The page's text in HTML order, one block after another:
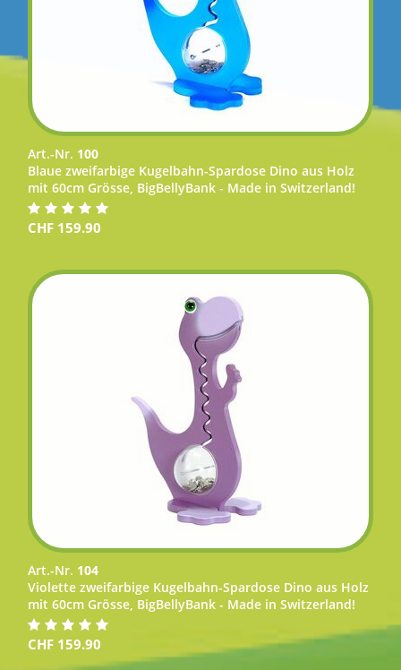
Art.-Nr. 100
Blaue zweifarbige Kugelbahn-Spardose Dino aus Holz
mit 60cm Grösse, BigBellyBank - Made in Switzerland!
CHF 159.90
Art.-Nr. 104
Violette zweifarbige Kugelbahn-Spardose Dino aus Holz
mit 60cm Grösse, BigBellyBank - Made in Switzerland!
CHF 159.90